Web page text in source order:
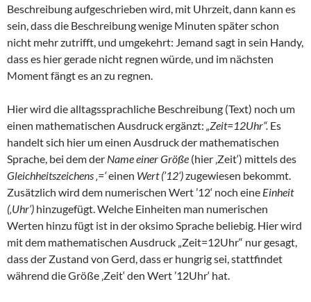
Beschreibung aufgeschrieben wird, mit Uhrzeit, dann kann es
sein, dass die Beschreibung wenige Minuten später schon
nicht mehr zutrifft, und umgekehrt: Jemand sagt in sein Handy,
dass es hier gerade nicht regnen würde, und im nächsten
Moment fängt es an zu regnen.
Hier wird die alltagssprachliche Beschreibung (Text) noch um
einen mathematischen Ausdruck ergänzt: „Zeit=12Uhr“. Es
handelt sich hier um einen Ausdruck der mathematischen
Sprache, bei dem der Name einer Größe (hier ‚Zeit‘) mittels des
Gleichheitszeichens ‚=‘einen Wert (’12‘)zugewiesen bekommt.
Zusätzlich wird dem numerischen Wert ’12‘ noch eine Einheit
(‚Uhr‘) hinzugefügt. Welche Einheiten man numerischen
Werten hinzu fügt ist in der oksimo Sprache beliebig. Hier wird
mit dem mathematischen Ausdruck „Zeit=12Uhr“ nur gesagt,
dass der Zustand von Gerd, dass er hungrig sei, stattfindet
während die Größe ‚Zeit‘ den Wert ’12Uhr‘ hat.